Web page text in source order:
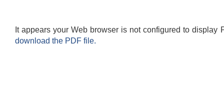
It appears your Web browser is not configured to display
download the PDF file.